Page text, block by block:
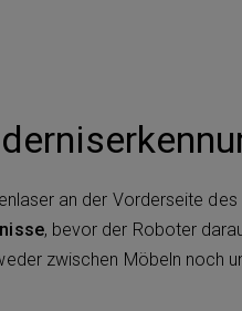
an der Vorderseite
, bevor der Roboter
zwischen Möbeln noch